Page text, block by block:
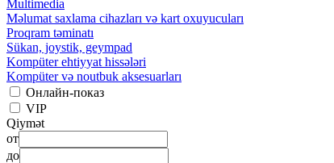
Multimedia
Məlumat saxlama cihazları və kart oxuyucuları
Proqram təminatı
Sükan, joystik, geympad
Kompüter ehtiyyat hissələri
Kompüter və noutbuk aksesuarları
Онлайн-показ
VIP
Qiymət
от
до